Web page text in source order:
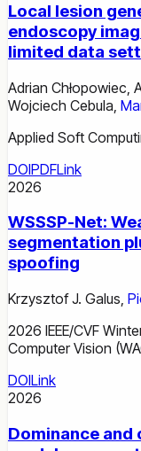
Local lesion
endoscopy
limited data
Adrian Chłopowiec
Wojciech Cebula
Applied Soft
DOIPDFLink
2026
WSSSP-Net:
segmentation
spoofing
Krzysztof J. Galus,
2026 IEEE/CVF
Computer Vision
DOILink
2026
Dominance